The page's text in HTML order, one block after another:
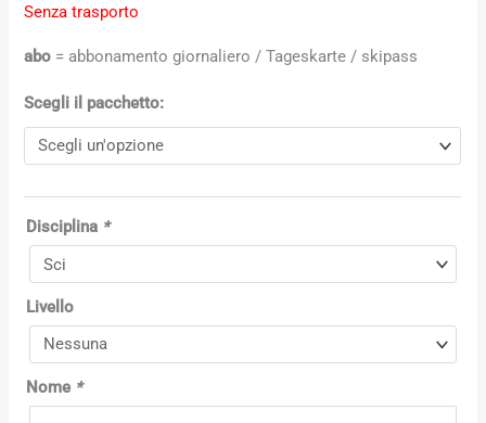
Senza trasporto
abo = abbonamento giornaliero / Tageskarte / skipass
Scegli il pacchetto:
Disciplina *
Livello
Nome *